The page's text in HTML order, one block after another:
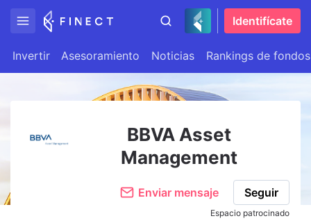
Identifícate
Invertir Asesoramiento Noticias Rankings de fondos
BBVA Asset
Management
Enviar mensaje Seguir
Espacio patrocinado